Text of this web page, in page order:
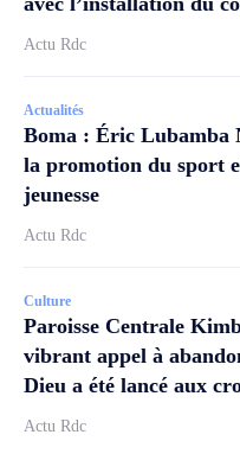
Actu Rdc
Actualités
Boma : Éric Lubamba
la promotion du sport
jeunesse
Actu Rdc
Culture
Paroisse Centrale
vibrant appel à
Dieu a été lancé aux
Actu Rdc